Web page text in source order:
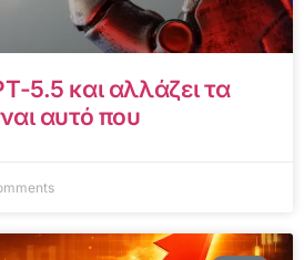
5.5 και αλλάζει τα
αυτό που